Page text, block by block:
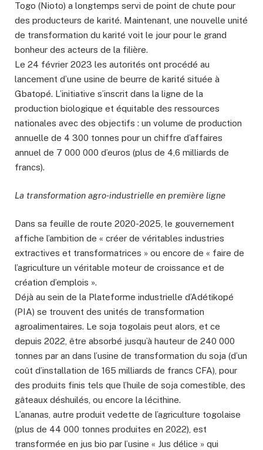
Togo (Nioto) a longtemps servi de point de chute pour
des producteurs de karité. Maintenant, une nouvelle unité
de transformation du karité voit le jour pour le grand
bonheur des acteurs de la filière.
Le 24 février 2023 les autorités ont procédé au
lancement d’une usine de beurre de karité située à
Gbatopé. L’initiative s’inscrit dans la ligne de la
production biologique et équitable des ressources
nationales avec des objectifs : un volume de production
annuelle de 4 300 tonnes pour un chiffre d’affaires
annuel de 7 000 000 d’euros (plus de 4,6 milliards de
francs).
La transformation agro-industrielle en première ligne
Dans sa feuille de route 2020-2025, le gouvernement
affiche l’ambition de « créer de véritables industries
extractives et transformatrices » ou encore de « faire de
l’agriculture un véritable moteur de croissance et de
création d’emplois ».
Déjà au sein de la Plateforme industrielle d’Adétikopé
(PIA) se trouvent des unités de transformation
agroalimentaires. Le soja togolais peut alors, et ce
depuis 2022, être absorbé jusqu’à hauteur de 240 000
tonnes par an dans l’usine de transformation du soja (d’un
coût d’installation de 165 milliards de francs CFA), pour
des produits finis tels que l’huile de soja comestible, des
gâteaux déshuilés, ou encore la lécithine.
L’ananas, autre produit vedette de l’agriculture togolaise
(plus de 44 000 tonnes produites en 2022), est
transformée en jus bio par l’usine « Jus délice » qui